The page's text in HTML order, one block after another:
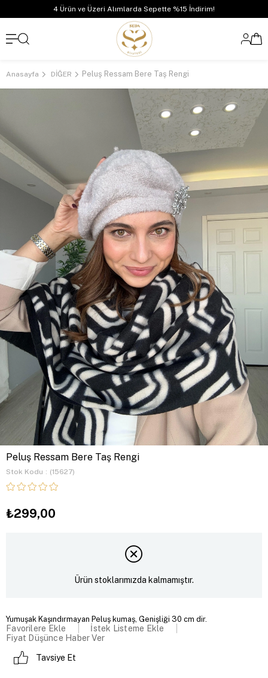
4 Ürün ve Üzeri Alımlarda Sepette %15 İndirim!
Anasayfa DİĞER Peluş Ressam Bere Taş Rengi
Peluş Ressam Bere Taş Rengi
Stok Kodu (15627)
₺299,00
Ürün stoklarımızda kalmamıştır.
Yumuşak Kaşındırmayan Peluş kumaş, Genişliği 30 cm dir.
Favorilere Ekle
İstek Listeme Ekle
Fiyat Düşünce Haber Ver
Tavsiye Et